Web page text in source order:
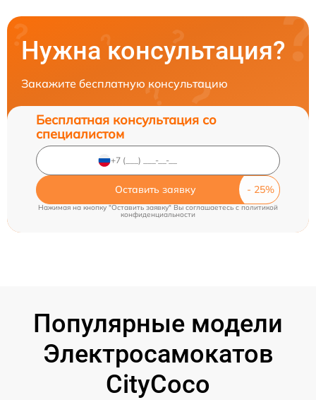
Нужна консультация?
Закажите бесплатную консультацию
Бесплатная консультация со
специалистом
Оставить заявку
Нажимая на кнопку "Оставить заявку" Вы соглашаетесь cполитикой
конфиденциальности
Популярные модели
Электросамокатов
CityCoco